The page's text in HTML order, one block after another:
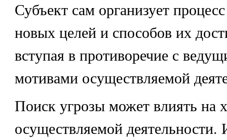
Субъект сам организует
новых целей и способов их
вступая в противоречие с
мотивами осуществляемой
Поиск угрозы может влиять на
осуществляемой